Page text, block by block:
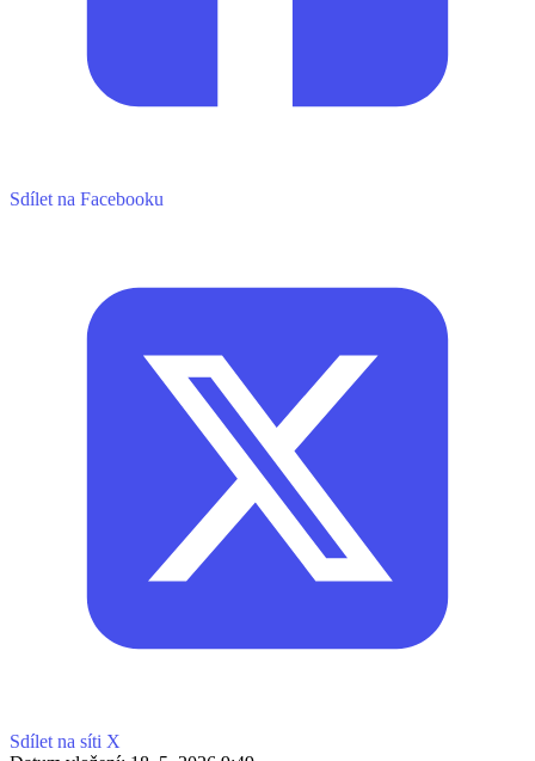
Sdílet na Facebooku
Sdílet na síti X